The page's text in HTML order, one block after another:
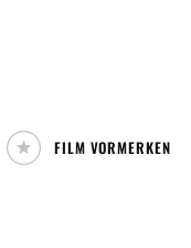
FILM VORMERKEN